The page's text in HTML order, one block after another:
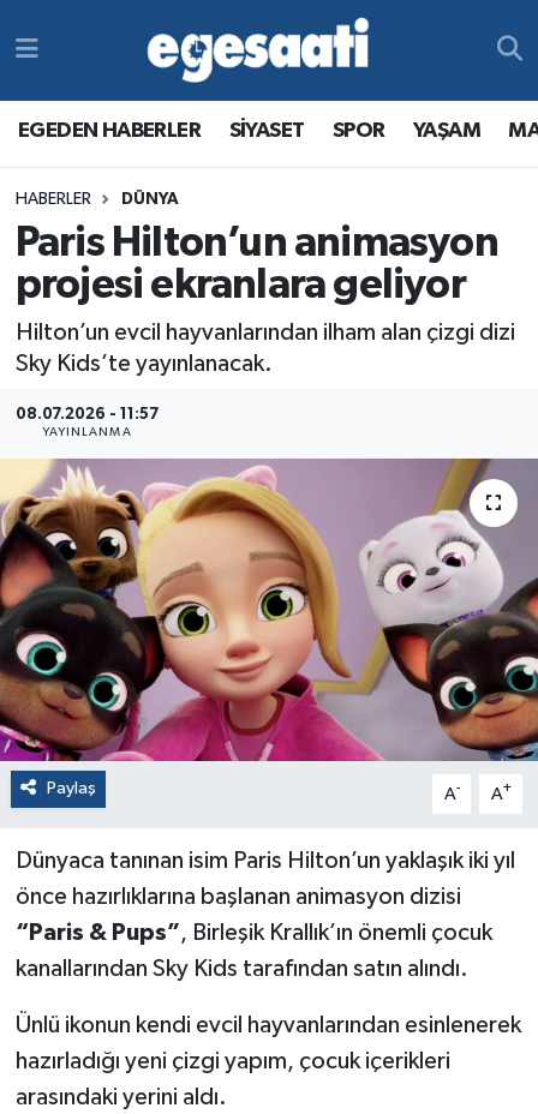
EGEDEN HABERLER SİYASET SPOR YAŞAM
HABERLER DÜNYA
Paris Hilton’un animasyon
projesi ekranlara geliyor
Hilton’un evcil hayvanlarından ilham alan çizgi dizi
Sky Kids’te yayınlanacak.
08.07.2026 - 11:57
YAYINLANMA
Paylaş A- A+
Dünyaca tanınan isim Paris Hilton’un yaklaşık iki yıl
önce hazırlıklarına başlanan animasyon dizisi
“Paris & Pups”, Birleşik Krallık’ın önemli çocuk
kanallarından Sky Kids tarafından satın alındı.
Ünlü ikonun kendi evcil hayvanlarından esinlenerek
hazırladığı yeni çizgi yapım, çocuk içerikleri
arasındaki yerini aldı.
MAGAZİN
RESMİ REKLAMLAR
YAŞAM
MAGAZİN
Egemax TV
Tüm Manşetler
Son Dakika Haberleri